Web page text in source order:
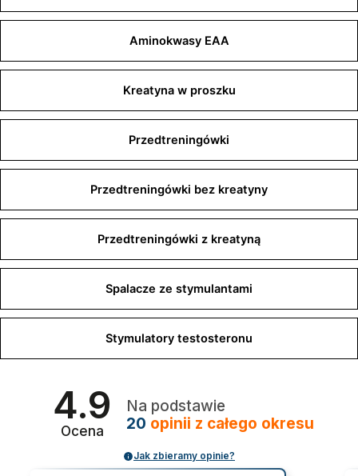
Aminokwasy EAA
Kreatyna w proszku
Przedtreningówki
Przedtreningówki bez kreatyny
Przedtreningówki z kreatyną
Spalacze ze stymulantami
Stymulatory testosteronu
4.9
Ocena
Na podstawie
20 opinii z całego okresu
Jak zbieramy opinie?